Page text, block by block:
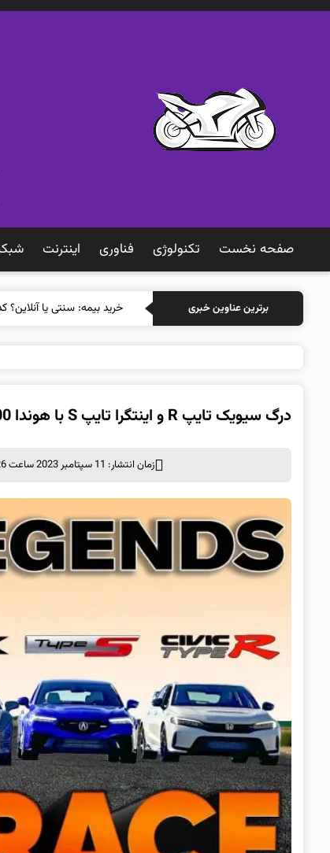
صفحه نخست تکنولوژی فناوری اينترنت
برترین عناوین خبری خرید بیمه: سنتی
درگ سیویک تایپ R و اینتگرا تایپ S با هوندا S2000 و نسل اول NSX
زمان انتشار: 11 سپتامبر 2023 ساعت 2:26